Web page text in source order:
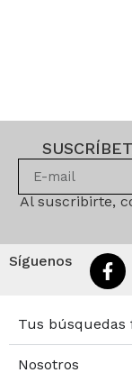
Al suscribirte,
Síguenos
Tus búsquedas
Nosotros